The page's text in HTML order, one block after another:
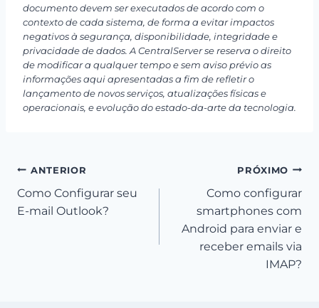
documento devem ser executados de acordo com o
contexto de cada sistema, de forma a evitar impactos
negativos à segurança, disponibilidade, integridade e
privacidade de dados. A CentralServer se reserva o direito
de modificar a qualquer tempo e sem aviso prévio as
informações aqui apresentadas a fim de refletir o
lançamento de novos serviços, atualizações físicas e
operacionais, e evolução do estado-da-arte da tecnologia.
Navegação
de
ANTERIOR
Como Configurar seu
E-mail Outlook?
PRÓXIMO
Como configurar
smartphones com
Android para enviar e
receber emails via
IMAP?